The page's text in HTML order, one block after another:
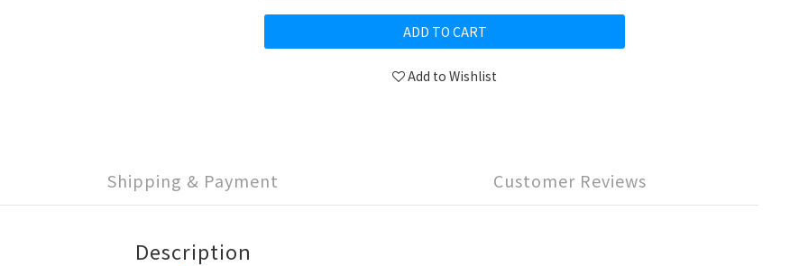
ADD TO CART
Add to Wishlist
Shipping & Payment Customer Reviews
Description